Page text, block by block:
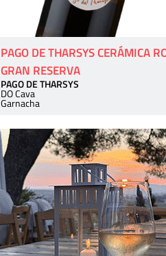
PAGO DE THARSYS CERÁMICA
GRAN RESERVA
PAGO DE THARSYS
DO Cava
Garnacha